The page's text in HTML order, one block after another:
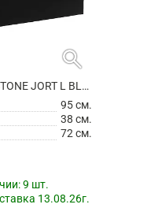
search
КАШПО FIBERSTONE JORT L BLACK
95 см.
38 см.
72 см.
9 шт.
13.08.26г.